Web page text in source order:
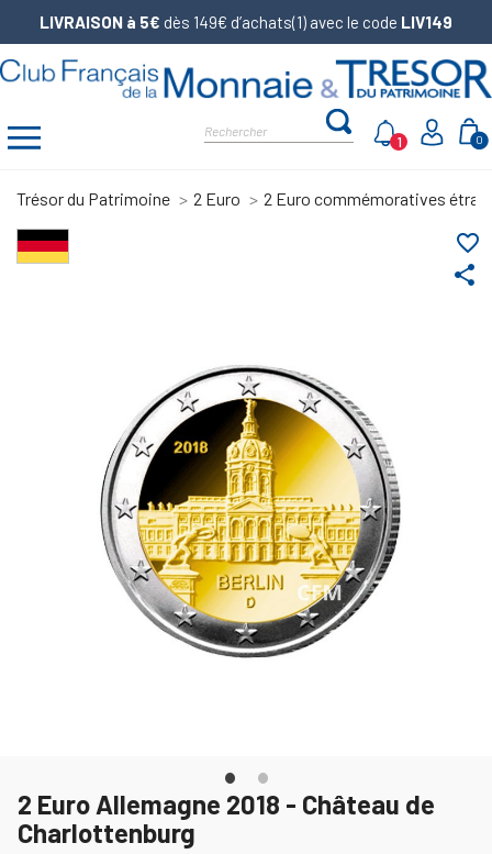
LIVRAISON à 5€ dès 149€ d’achats(1) avec le code LIV149
0
1
Trésor du Patrimoine 2 Euro 2 Euro commémoratives
share
favorite_border
2 Euro Allemagne 2018 - Château de
Charlottenburg